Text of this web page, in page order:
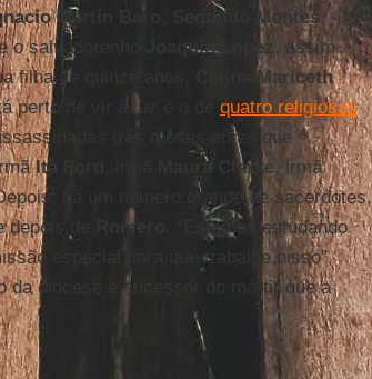
Martín Baro Segundo Montes,
o salvadorenho Joaquín López, assim
filha de quinze anos,
Celina Mariceth
perto de vir à luz é o de quatro religiosas
três meses antes que
Ita Ford Maura Clarke, irmã
há um número grande de sacerdotes,
depois de
Romero
. “Estamos estudando
especial para que trabalhe nisso”,
da diocese e sucessor do mártir que a